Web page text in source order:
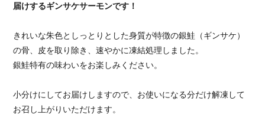
届けするギンサケサーモンです！
きれいな朱色としっとりとした身質が特徴の銀鮭（ギンサケ）
の骨、皮を取り除き、速やかに凍結処理しました。
銀鮭特有の味わいをお楽しみください。
小分けにしてお届けしますので、お使いになる分だけ解凍して
お召し上がりいただけます。